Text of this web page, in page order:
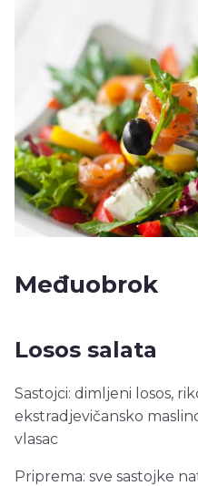
Međuobrok
Losos salata
Sastojci: dimljeni losos,
ekstradjevičansko
vlasac
Priprema: sve sastojke